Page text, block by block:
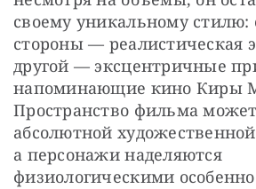
своему уникальному стилю:
стороны — реалистическая
другой — эксцентричные
напоминающие кино Киры
Пространство фильма
абсолютной
а персонажи наделяются
физиологическими